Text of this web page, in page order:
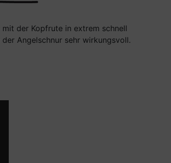
der Kopfrute in extrem schnell
Angelschnur sehr wirkungsvoll.